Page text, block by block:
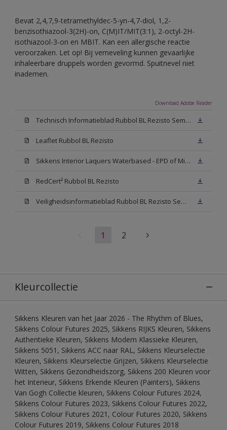
Bevat 2,4,7,9-tetramethyldec-5-yn-4,7-diol, 1,2-
benzisothiazool-3(2H)-on, C(M)IT/MIT(3:1), 2-octyl-2H-
isothiazool-3-on en MBIT. Kan een allergische reactie
veroorzaken. Let op! Bij verneveling kunnen gevaarlijke
inhaleerbare druppels worden gevormd. Spuitnevel niet
inademen.
Download Adobe Reader
Technisch Informatieblad Rubbol BL Rezisto Semi-Gloss (New Livery) (PDF)
Leaflet Rubbol BL Rezisto
Sikkens Interior Laquers Waterbased - EPD of Milieuproductverklaring
RedCert² Rubbol BL Rezisto
Veiligheidsinformatieblad Rubbol BL Rezisto Semi-Gloss N00 (MSDS)
1 2
Kleurcollectie
Sikkens Kleuren van het Jaar 2026 - The Rhythm of Blues,
Sikkens Colour Futures 2025, Sikkens RIJKS Kleuren, Sikkens
Authentieke Kleuren, Sikkens Modern Klassieke Kleuren,
Sikkens 5051, Sikkens ACC naar RAL, Sikkens Kleurselectie
Kleuren, Sikkens Kleurselectie Grijzen, Sikkens Kleurselectie
Witten, Sikkens Gezondheidszorg, Sikkens 200 Kleuren voor
het Interieur, Sikkens Erkende Kleuren (Painters), Sikkens
Van Gogh Collectie kleuren, Sikkens Colour Futures 2024,
Sikkens Colour Futures 2023, Sikkens Colour Futures 2022,
Sikkens Colour Futures 2021, Colour Futures 2020, Sikkens
Colour Futures 2019, Sikkens Colour Futures 2018